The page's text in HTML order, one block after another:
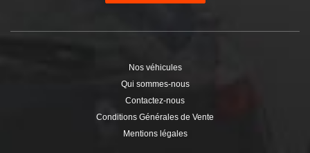
Nos véhicules
Qui sommes-nous
Contactez-nous
Conditions Générales de Vente
Mentions légales